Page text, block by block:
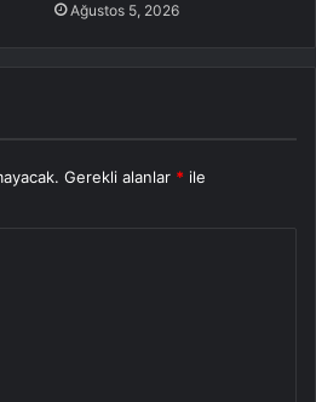
Ağustos 5, 2026
Gerekli alanlar * ile